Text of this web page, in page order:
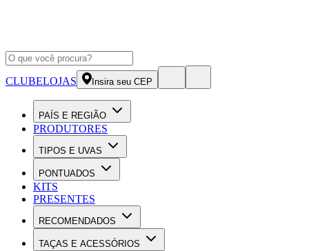
CLUBELOJAS Insira seu CEP
PAÍS E REGIÃO
PRODUTORES
TIPOS E UVAS
PONTUADOS
KITS
PRESENTES
RECOMENDADOS
TAÇAS E ACESSÓRIOS